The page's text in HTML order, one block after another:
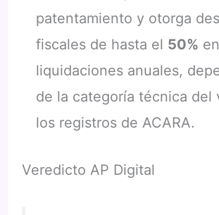
patentamiento y otorga
fiscales de hasta el 50%
liquidaciones anuales,
de la categoría técnica del
los registros de ACARA.
Veredicto AP Digital